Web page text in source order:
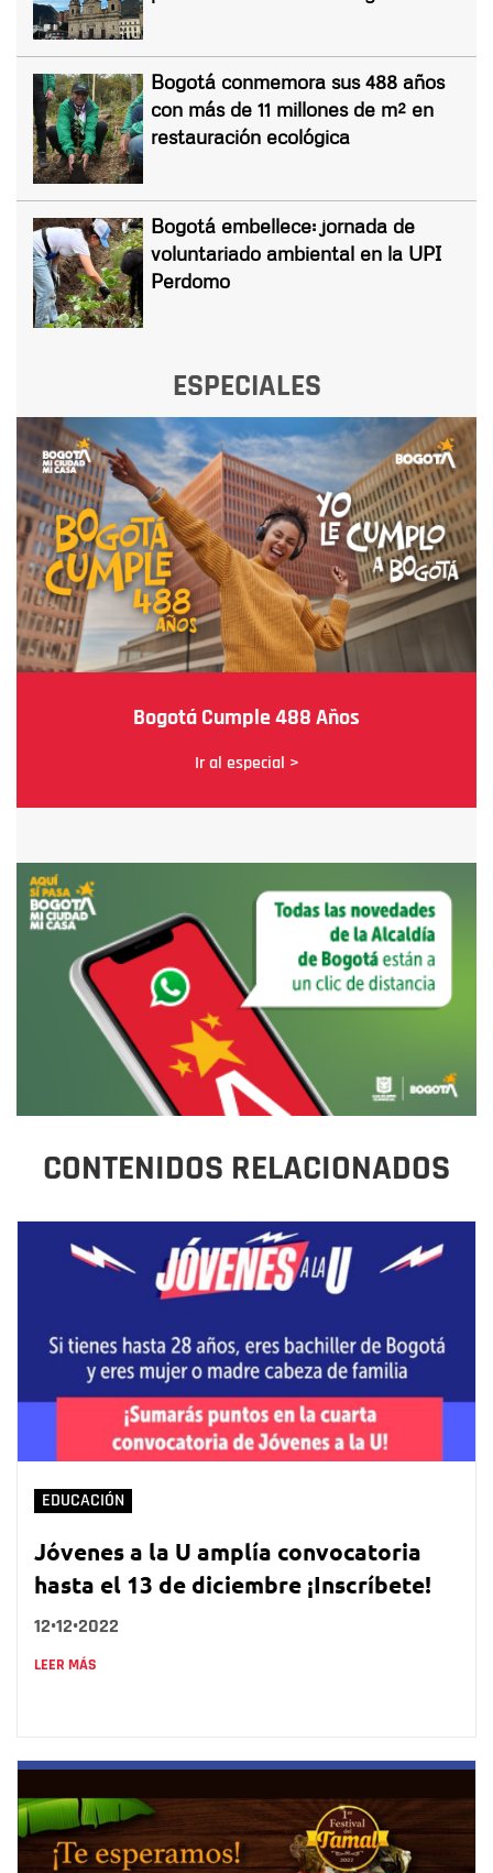
Bogotá conmemora sus 488 años
con más de 11 millones de m² en
restauración ecológica
Bogotá embellece: jornada de
voluntariado ambiental en la UPI
Perdomo
ESPECIALES
Bogotá Cumple 488 Años
Ir al especial >
CONTENIDOS RELACIONADOS
EDUCACIÓN
Jóvenes a la U amplía convocatoria
hasta el 13 de diciembre ¡Inscríbete!
12•12•2022
LEER MÁS